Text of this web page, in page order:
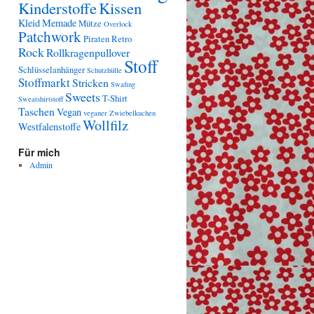
KinderstoffeKissen
KleidMemadeMütze Overlock
PatchworkPiratenRetro
RockRollkragenpullover
Schlüsselanhänger Schutzhülle Stoff
StoffmarktStricken Swafing
Sweatshirtstoff SweetsT-Shirt
Taschen Vegan veganer Zwiebelkuchen
WestfalenstoffeWollfilz
Für mich
Admin